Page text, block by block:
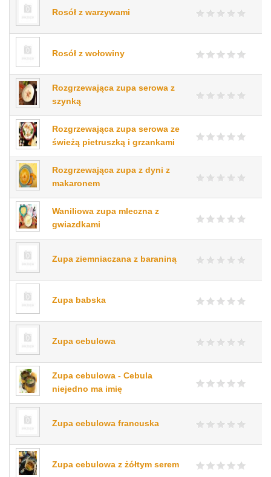
Rosół z warzywami
Rosół z wołowiny
Rozgrzewająca zupa serowa z
szynką
Rozgrzewająca zupa serowa ze
świeżą pietruszką i grzankami
Rozgrzewająca zupa z dyni z
makaronem
Waniliowa zupa mleczna z
gwiazdkami
Zupa ziemniaczana z baraniną
Zupa babska
Zupa cebulowa
Zupa cebulowa - Cebula
niejedno ma imię
Zupa cebulowa francuska
Zupa cebulowa z żółtym serem